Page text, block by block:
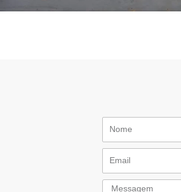
Messagem